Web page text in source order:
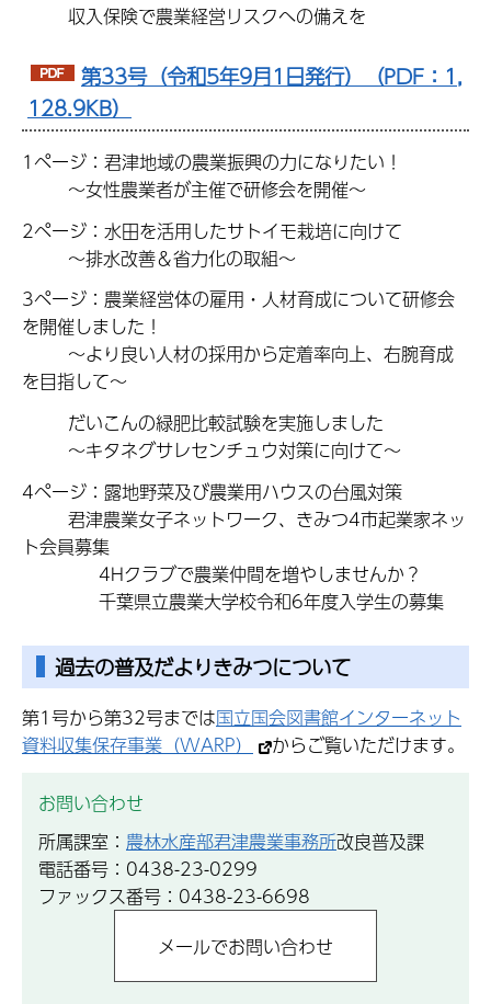
収入保険で農業経営リスクへの備えを
第33号（令和5年9月1日発行）（PDF：1,
128.9KB）
1ページ：君津地域の農業振興の力になりたい！
～女性農業者が主催で研修会を開催～
2ページ：水田を活用したサトイモ栽培に向けて
～排水改善＆省力化の取組～
3ページ：農業経営体の雇用・人材育成について研修会
を開催しました！
～より良い人材の採用から定着率向上、右腕育成
を目指して～
だいこんの緑肥比較試験を実施しました
～キタネグサレセンチュウ対策に向けて～
4ページ：露地野菜及び農業用ハウスの台風対策
君津農業女子ネットワーク、きみつ4市起業家ネッ
ト会員募集
4Hクラブで農業仲間を増やしませんか？
千葉県立農業大学校令和6年度入学生の募集
過去の普及だよりきみつについて
第1号から第32号までは国立国会図書館インターネット
資料収集保存事業（WARP）
からご覧いただけます。
お問い合わせ
所属課室： 農林水産部君津農業事務所改良普及課
電話番号：0438-23-0299
ファックス番号：0438-23-6698